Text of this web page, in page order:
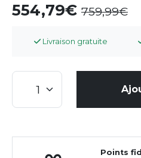
554,79 759,99
Livraison gratuite
Points